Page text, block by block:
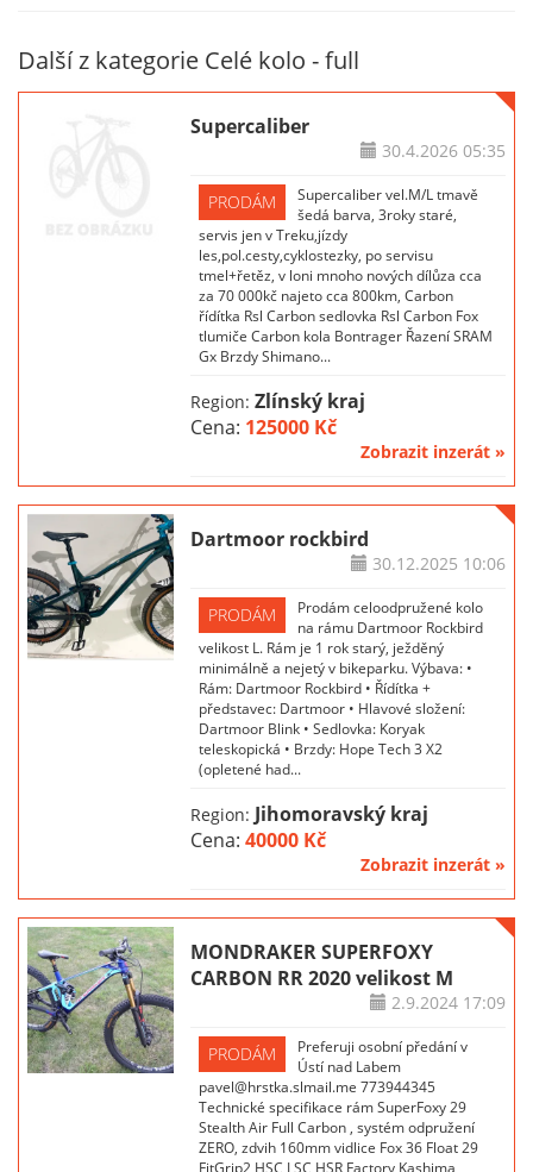
Další z kategorie Celé kolo - full
Supercaliber
30.4.202605:35
PRODÁM
Supercaliber vel.M/L tmavě
šedá barva, 3roky staré,
servis jen v Treku,jízdy
les,pol.cesty,cyklostezky, po servisu
tmel+řetěz, v loni mnoho nových dílůza cca
za 70 000kč najeto cca 800km, Carbon
řídítka Rsl Carbon sedlovka Rsl Carbon Fox
tlumiče Carbon kola Bontrager Řazení SRAM
Gx Brzdy Shimano...
Region:Zlínský kraj
Cena: 125000 Kč
Zobrazit inzerát »
Dartmoor rockbird
30.12.2025 10:06
PRODÁM
Prodám celoodpružené kolo
na rámu Dartmoor Rockbird
velikost L. Rám je 1 rok starý, ježděný
minimálně a nejetý v bikeparku. Výbava: •
Rám: Dartmoor Rockbird • Řídítka +
představec: Dartmoor • Hlavové složení:
Dartmoor Blink • Sedlovka: Koryak
teleskopická • Brzdy: Hope Tech 3 X2
(opletené had...
Region: Jihomoravský kraj
Cena:40000 Kč
Zobrazit inzerát »
MONDRAKER SUPERFOXY
CARBON RR 2020 velikost M
2.9.202417:09
PRODÁM
Preferuji osobní předání v
Ústí nad Labem
pavel@hrstka.slmail.me 773944345
Technické specifikace rám SuperFoxy 29
Stealth Air Full Carbon , systém odpružení
ZERO, zdvih 160mm vidlice Fox 36 Float 29